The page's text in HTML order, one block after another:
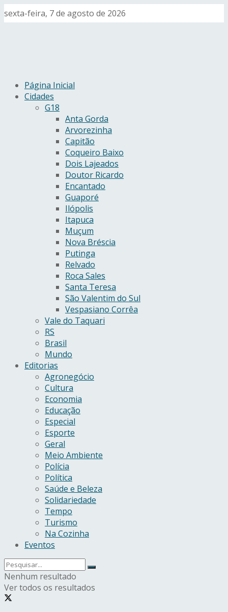
sexta-feira, 7 de agosto de 2026
Página Inicial
Cidades
G18
Anta Gorda
Arvorezinha
Capitão
Coqueiro Baixo
Dois Lajeados
Doutor Ricardo
Encantado
Guaporé
Ilópolis
Itapuca
Muçum
Nova Bréscia
Putinga
Relvado
Roca Sales
Santa Teresa
São Valentim do Sul
Vespasiano Corrêa
Vale do Taquari
RS
Brasil
Mundo
Editorias
Agronegócio
Cultura
Economia
Educação
Especial
Esporte
Geral
Meio Ambiente
Polícia
Política
Saúde e Beleza
Solidariedade
Tempo
Turismo
Na Cozinha
Eventos
Nenhum resultado
Ver todos os resultados